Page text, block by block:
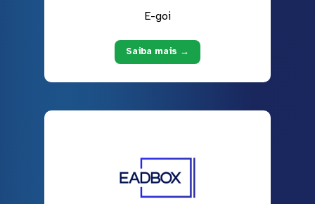
E-goi
Saiba mais →